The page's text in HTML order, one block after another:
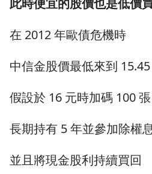
此時便宜的股價也是低價
在 2012 年歐債危機時
中信金股價最低來到
假設於 16 元時加碼 100 張
長期持有 5 年並參加除權
並且將現金股利持續買回